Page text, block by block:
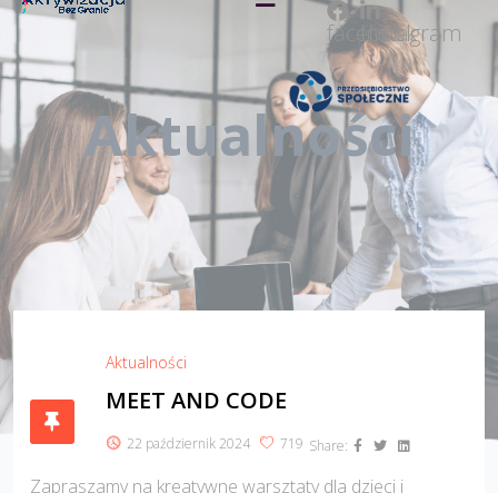
facebook
Instagram
Aktualności
Aktualności
MEET AND CODE
22 październik 2024 719 Share:
Zapraszamy na kreatywne warsztaty dla dzieci i